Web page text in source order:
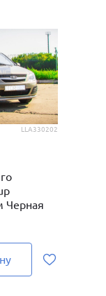
LLA330202
Черная